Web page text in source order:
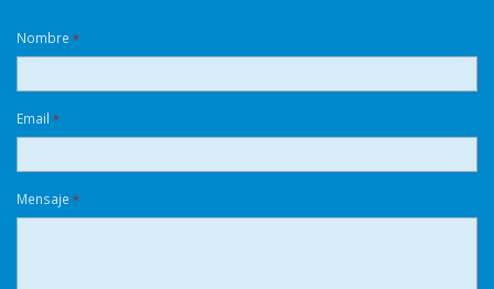
Nombre *
Email *
Mensaje *